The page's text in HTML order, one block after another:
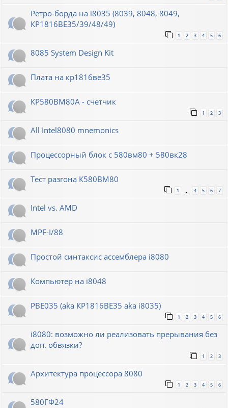
Ретро-борда на i8035 (8039, 8048, 8049,
КР1816ВЕ35/39/48/49)
1 2 3 4 5 6
8085 System Design Kit
Плата на кр1816ве35
КР580ВМ80А - счетчик
1 2 3
All Intel8080 mnemonics
Процессорный блок с 580вм80 + 580вк28
Тест разгона К580ВМ80
1 … 4 5 6 7
Intel vs. AMD
MPF-I/88
Простой синтаксис ассемблера i8080
Компьютер на i8048
РВЕ035 (aka КР1816ВЕ35 aka i8035)
1 2 3 4 5 6
i8080: возможно ли реализовать прерывания без
доп. обвязки?
1 2 3
Архитектура процессора 8080
1 2 3 4 5 6
580ГФ24